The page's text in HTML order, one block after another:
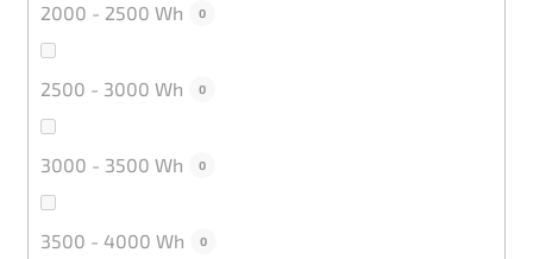
2000 - 2500 Wh 0
2500 - 3000 Wh 0
3000 - 3500 Wh 0
3500 - 4000 Wh 0